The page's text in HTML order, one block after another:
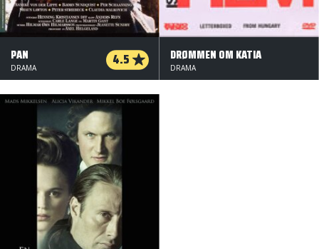
PAN 4.5
DRAMA
DRØMMEN OM KATIA
DRAMA